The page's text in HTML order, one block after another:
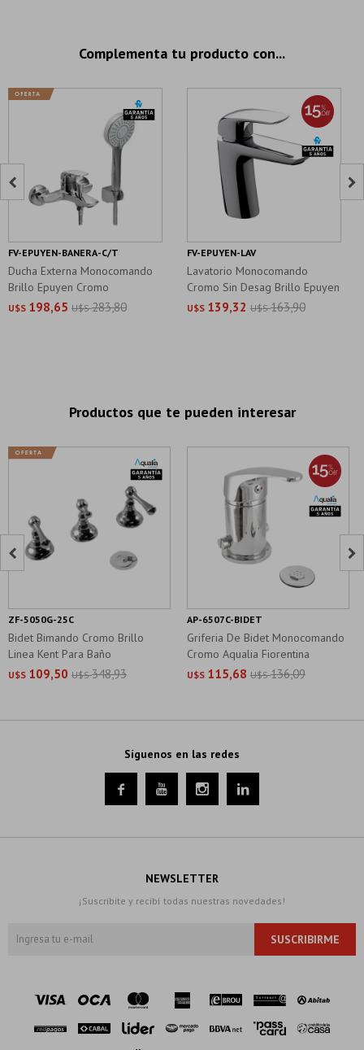
Complementa tu producto con...
Ducha Externa Monocomando
Brillo Epuyen Cromo
U$S 198,65 U$S 283,80
FV-EPUYEN-BANERA-C/T
Lavatorio Monocomando
Cromo Sin Desag Brillo Epuyen
U$S 139,32 U$S 163,90
FV-EPUYEN-LAV
 
Productos que te pueden interesar
Bidet Bimando Cromo Brillo
Linea Kent Para Baño
U$S 109,50 U$S 348,93
ZF-5050G-25C
Griferia De Bidet Monocomando
Cromo Aqualia Fiorentina
U$S 115,68 U$S 136,09
AP-6507C-BIDET
 
Síguenos en las redes
   
NEWSLETTER
¡Suscribite y recibí todas nuestras novedades!
SUSCRIBIRME